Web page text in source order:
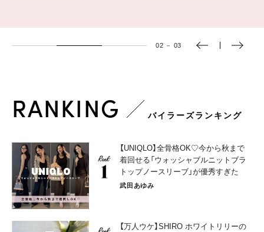
02 － 03
RANKING バイラーズランキング
【UNIQLO】全骨格OK♡今から秋まで
着回せる「ウォッシャブルニットブラ
トップノースリーブ」が優秀すぎた
武田あゆみ
【万人ウケ】SHIRO ホワイトリリーの